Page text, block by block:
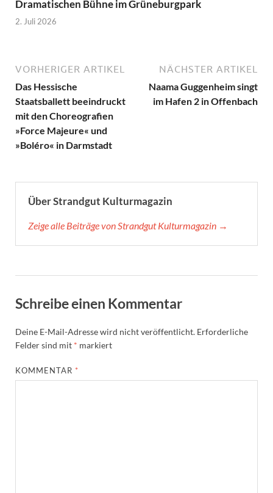
Dramatischen Bühne im Grüneburgpark
2. Juli 2026
VORHERIGER ARTIKEL
Das Hessische
Staatsballett beeindruckt
mit den Choreografien
»Force Majeure« und
»Boléro« in Darmstadt
NÄCHSTER ARTIKEL
Naama Guggenheim singt
im Hafen 2 in Offenbach
Über Strandgut Kulturmagazin
Zeige alle Beiträge von Strandgut Kulturmagazin →
Schreibe einen Kommentar
Deine E-Mail-Adresse wird nicht veröffentlicht. Erforderliche
Felder sind mit * markiert
KOMMENTAR *